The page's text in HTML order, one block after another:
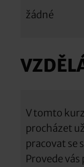
žádné
V tomto
procházet
pracovat se
Provede